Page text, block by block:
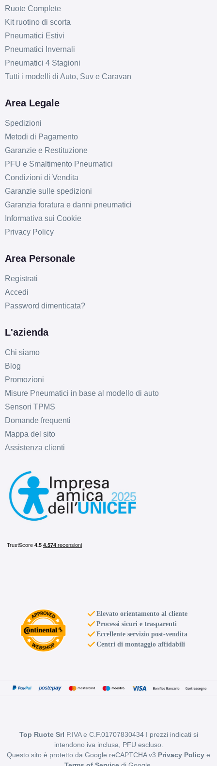
Ruote Complete
Kit ruotino di scorta
Pneumatici Estivi
Pneumatici Invernali
Pneumatici 4 Stagioni
Tutti i modelli di Auto, Suv e Caravan
Area Legale
Spedizioni
Metodi di Pagamento
Garanzie e Restituzione
PFU e Smaltimento Pneumatici
Condizioni di Vendita
Garanzie sulle spedizioni
Garanzia foratura e danni pneumatici
Informativa sui Cookie
Privacy Policy
Area Personale
Registrati
Accedi
Password dimenticata?
L'azienda
Chi siamo
Blog
Promozioni
Misure Pneumatici in base al modello di auto
Sensori TPMS
Domande frequenti
Mappa del sito
Assistenza clienti
Elevato orientamento al cliente
Processi sicuri e trasparenti
Eccellente servizio post-vendita
Centri di montaggio affidabili
Top Ruote Srl P.IVA e C.F.01707830434 I prezzi indicati si
intendono iva inclusa, PFU escluso.
Questo sito è protetto da Google reCAPTCHA v3 Privacy Policy e